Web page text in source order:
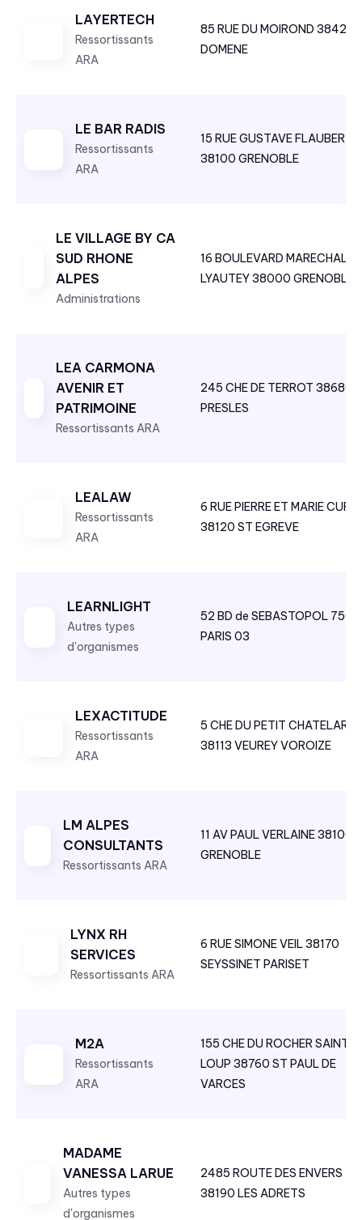
i
s
t
LAYERTECH
Ressortissants
ARA
85 RUE DU MOIROND 38420
DOMENE
LE BAR RADIS
Ressortissants
ARA
15 RUE GUSTAVE FLAUBERT
38100 GRENOBLE
LE VILLAGE BY CA
SUD RHONE
ALPES
Administrations
16 BOULEVARD MARECHAL
LYAUTEY 38000 GRENOBLE
LEA CARMONA
AVENIR ET
PATRIMOINE
Ressortissants ARA
245 CHE DE TERROT 38680
PRESLES
LEALAW
Ressortissants
ARA
6 RUE PIERRE ET MARIE CURIE
38120 ST EGREVE
LEARNLIGHT
Autres types
d'organismes
52 BD de SEBASTOPOL
PARIS 03
LEXACTITUDE
Ressortissants
ARA
5 CHE DU PETIT CHATELARD
38113 VEUREY VOROIZE
LM ALPES
CONSULTANTS
Ressortissants ARA
11 AV PAUL VERLAINE 38100
GRENOBLE
LYNX RH
SERVICES
Ressortissants ARA
6 RUE SIMONE VEIL 38170
SEYSSINET PARISET
M2A
Ressortissants
ARA
155 CHE DU ROCHER SAINT
LOUP 38760 ST PAUL DE
VARCES
MADAME
VANESSA LARUE
Autres types
d'organismes
2485 ROUTE DES ENVERS
38190 LES ADRETS